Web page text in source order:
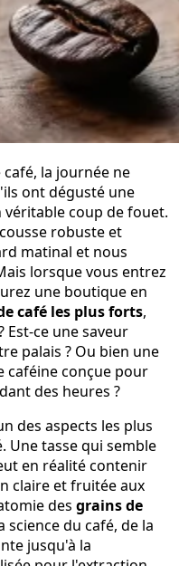
la journée ne
ont dégusté une
coup de fouet.
robuste et
matinal et nous
lorsque vous entrez
une boutique en
café les plus forts,
Est-ce une saveur
palais ? Ou bien une
caféine conçue pour
des heures ?
des aspects les plus
Une tasse qui semble
en réalité contenir
claire et fruitée aux
des grains de
science du café, de la
jusqu'à la